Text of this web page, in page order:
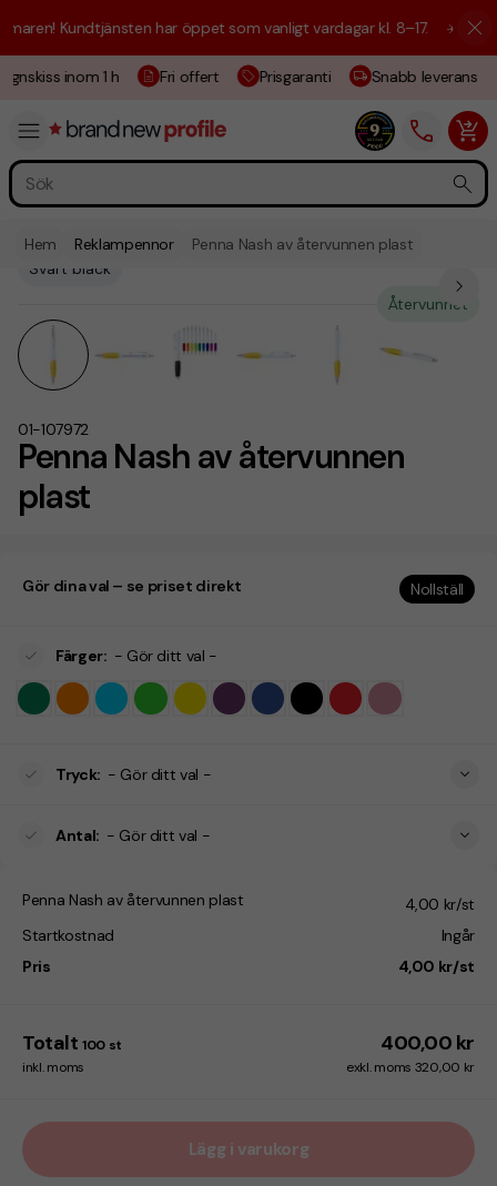
Kundtjänsten har öppet som vanligt vardagar kl. 8–17. ☀️ Vi är
inom 1 h Fri offert Prisgaranti Snabb leverans
Hem Reklampennor Penna Nash av återvunnen plast
Penna Nash av återvunnen
plast
01-107972
Återvunnet
Svart bläck
Gör dina val – se priset direkt Nollställ
Färger: - Gör ditt val -
Tryck: - Gör ditt val -
Antal: - Gör ditt val -
Penna Nash av återvunnen plast
4,00 kr/st
Startkostnad
Ingår
Pris
4,00 kr/st
Totalt 100 st 400,00 kr
inkl. moms exkl. moms 320,00 kr
Lägg i varukorg